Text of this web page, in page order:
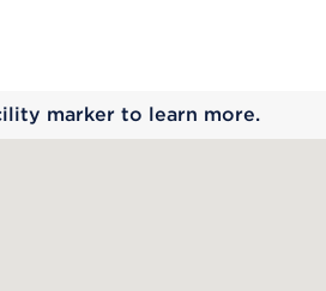
marker to learn more.